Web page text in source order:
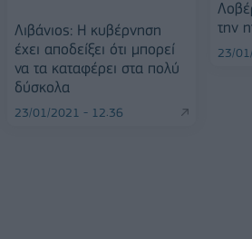
Λιβάνιος: Η κυβέρνηση
έχει αποδείξει ότι μπορεί
να τα καταφέρει στα πολύ
δύσκολα
23/01/2021 - 12:36
την
23/